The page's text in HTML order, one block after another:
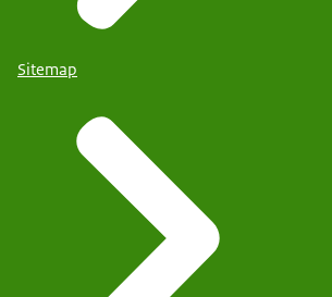
Sitemap